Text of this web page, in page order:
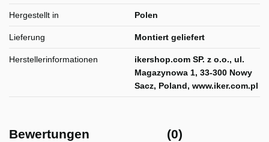
Hergestellt in Polen
Lieferung Montiert geliefert
Herstellerinformationen
ikershop.com SP. z o.o., ul.
Magazynowa 1, 33-300 Nowy
Sacz, Poland, www.iker.com.pl
Bewertungen (0)